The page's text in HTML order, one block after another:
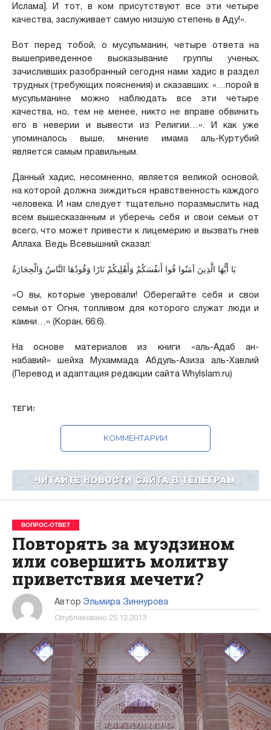
Ислама]. И тот, в ком присутствуют все эти четыре
качества, заслуживает самую низшую степень в Аду!».
Вот перед тобой, о мусульманин, четыре ответа на
вышеприведенное высказывание группы ученых,
зачисливших разобранный сегодня нами хадис в раздел
трудных (требующих пояснения) и сказавших: «…порой в
мусульманине можно наблюдать все эти четыре
качества, но, тем не менее, никто не вправе обвинить
его в неверии и вывести из Религии…». И как уже
упоминалось выше, мнение имама аль-Куртубий
является самым правильным.
Данный хадис, несомненно, является великой основой,
на которой должна зиждиться нравственность каждого
человека. И нам следует тщательно поразмыслить над
всем вышесказанным и уберечь себя и свои семьи от
всего, что может привести к лицемерию и вызвать гнев
Аллаха. Ведь Всевышний сказал:
يَا أَيُّهَا الَّذِينَ آمَنُوا قُوا أَنفُسَكُمْ وَأَهْلِيكُمْ نَارًا وَقُودُهَا النَّاسُ وَالْحِجَارَةُ
«О вы, которые уверовали! Оберегайте себя и свои
семьи от Огня, топливом для которого служат люди и
камни…» (Коран, 66:6).
На основе материалов из книги «аль-Адаб ан-
набавий» шейха Мухаммада Абдуль-Азиза аль-Хавлий
(Перевод и адаптация редакции сайта WhyIslam.ru)
ТЕГИ:
КОММЕНТАРИИ
ВОПРОС-ОТВЕТ
Повторять за муэдзином
или совершить молитву
приветствия мечети?
Автор Эльмира Зиннурова
Опубликовано 25.12.2013